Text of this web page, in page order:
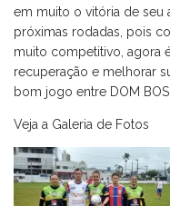
em muito o vitória de seu
próximas rodadas, pois
muito competitivo, agora
recuperação e melhorar
bom jogo entre DOM
Veja a Galeria de Fotos